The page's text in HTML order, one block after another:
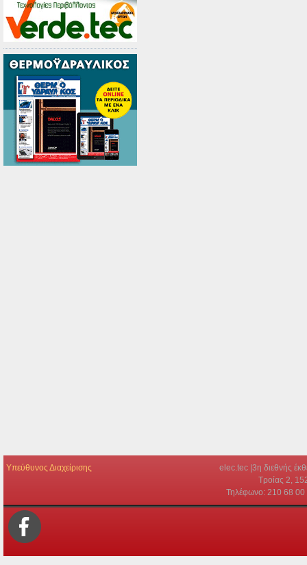
Υπεύθυνος Διαχείρισης
elec.tec |3η διεθνής
Τροίας 2,
Τηλέφωνο: 210 68